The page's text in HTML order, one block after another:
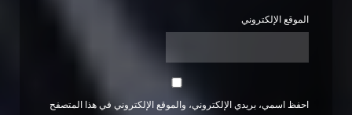
الموقع الإلكتروني
احفظ اسمي، بريدي الإلكتروني، والموقع الإلكتروني في هذا المتصفح